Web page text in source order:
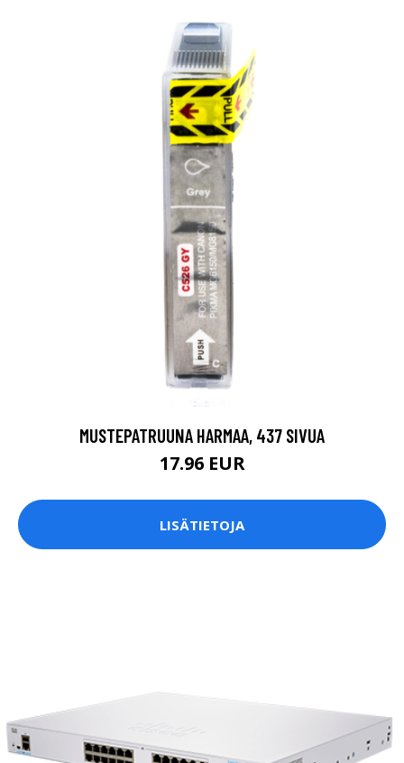
MUSTEPATRUUNA HARMAA, 437 SIVUA
17.96 EUR
LISÄTIETOJA